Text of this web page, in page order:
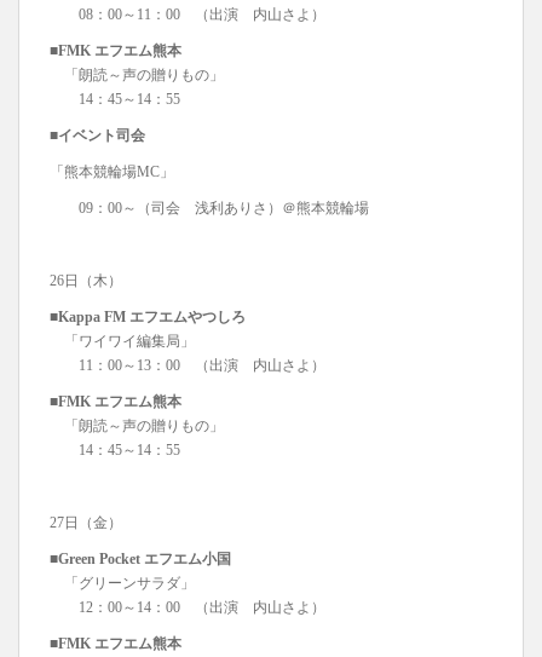
08：00～11：00 （出演 内山さよ）
■FMK エフエム熊本
「朗読～声の贈りもの」
14：45～14：55
■イベント司会
「熊本競輪場MC」
09：00～（司会 浅利ありさ）＠熊本競輪場
26日（木）
■Kappa FM エフエムやつしろ
「ワイワイ編集局」
11：00～13：00 （出演 内山さよ）
■FMK エフエム熊本
「朗読～声の贈りもの」
14：45～14：55
27日（金）
■Green Pocket エフエム小国
「グリーンサラダ」
12：00～14：00 （出演 内山さよ）
■FMK エフエム熊本